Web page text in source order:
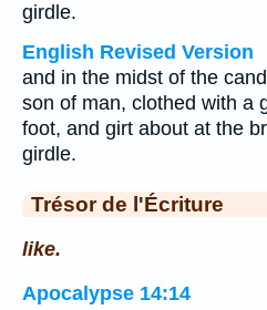
girdle.
English Revised Version
and in the midst of the
son of man, clothed with a
foot, and girt about at the
girdle.
Trésor de l'Écriture
like.
Apocalypse 14:14